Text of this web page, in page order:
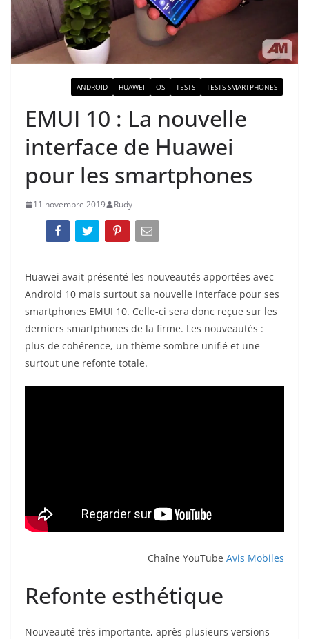
ANDROID HUAWEI OS TESTS TESTS SMARTPHONES
EMUI 10 : La nouvelle
interface de Huawei
pour les smartphones
11 novembre 2019 Rudy
Huawei avait présenté les nouveautés apportées avec
Android 10 mais surtout sa nouvelle interface pour ses
smartphones EMUI 10. Celle-ci sera donc reçue sur les
derniers smartphones de la firme. Les nouveautés :
plus de cohérence, un thème sombre unifié et une
surtout une refonte totale.
Chaîne YouTube Avis Mobiles
Refonte esthétique
Nouveauté très importante, après plusieurs versions